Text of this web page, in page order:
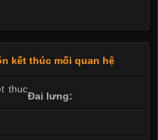
kết thúc mối quan hệ
Đai lưng: